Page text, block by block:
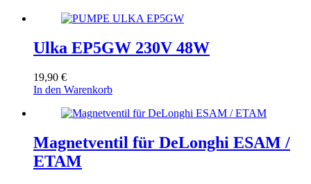
Ulka EP5GW 230V 48W
19,90 €
In den Warenkorb
Magnetventil für DeLonghi ESAM /
ETAM